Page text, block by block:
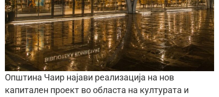
Општина Чаир најави реализација на нов
капитален проект во областа на културата и